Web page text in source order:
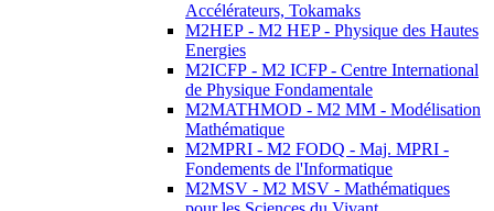
Accélérateurs, Tokamaks
M2HEP - M2 HEP - Physique des Hautes
Energies
M2ICFP - M2 ICFP - Centre International
de Physique Fondamentale
M2MATHMOD - M2 MM - Modélisation
Mathématique
M2MPRI - M2 FODQ - Maj. MPRI -
Fondements de l'Informatique
M2MSV - M2 MSV - Mathématiques